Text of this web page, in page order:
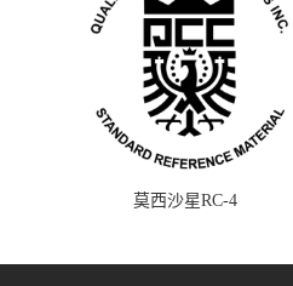
莫西沙星RC-4